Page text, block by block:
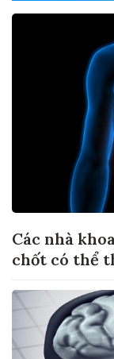
Các nhà
chốt có thể